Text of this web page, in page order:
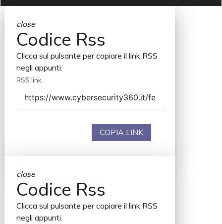
close
Codice Rss
Clicca sul pulsante per copiare il link RSS
negli appunti.
RSS link
COPIA LINK
close
Codice Rss
Clicca sul pulsante per copiare il link RSS
negli appunti.